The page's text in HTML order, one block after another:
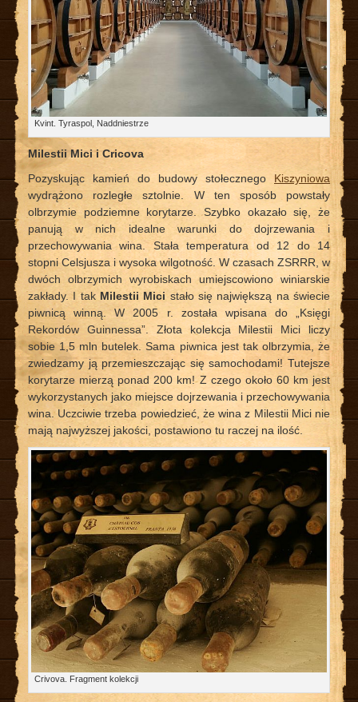
Kvint. Tyraspol, Naddniestrze
Milestii Mici i Cricova
Pozyskując kamień do budowy stołecznego Kiszyniowa
wydrążono rozległe sztolnie. W ten sposób powstały
olbrzymie podziemne korytarze. Szybko okazało się, że
panują w nich idealne warunki do dojrzewania i
przechowywania wina. Stała temperatura od 12 do 14
stopni Celsjusza i wysoka wilgotność. W czasach ZSRRR, w
dwóch olbrzymich wyrobiskach umiejscowiono winiarskie
zakłady. I tak Milestii Mici stało się największą na świecie
piwnicą winną. W 2005 r. została wpisana do „Księgi
Rekordów Guinnessa”. Złota kolekcja Milestii Mici liczy
sobie 1,5 mln butelek. Sama piwnica jest tak olbrzymia, że
zwiedzamy ją przemieszczając się samochodami! Tutejsze
korytarze mierzą ponad 200 km! Z czego około 60 km jest
wykorzystanych jako miejsce dojrzewania i przechowywania
wina. Uczciwie trzeba powiedzieć, że wina z Milestii Mici nie
mają najwyższej jakości, postawiono tu raczej na ilość.
Crivova. Fragment kolekcji